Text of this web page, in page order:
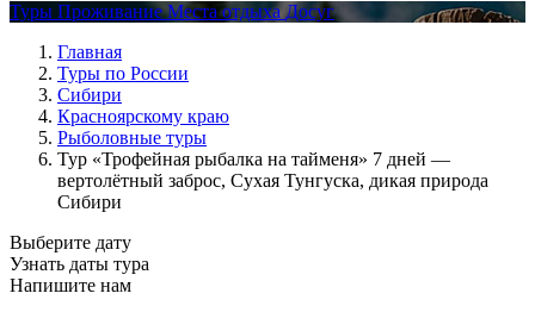
Туры ПроживаниеМеста отдыха Досуг
Главная
Туры по России
Сибири
Красноярскому краю
Рыболовные туры
Тур «Трофейная рыбалка на тайменя» 7 дней —
вертолётный заброс, Сухая Тунгуска, дикая природа
Сибири
Выберите дату
Узнать даты тура
Напишите нам